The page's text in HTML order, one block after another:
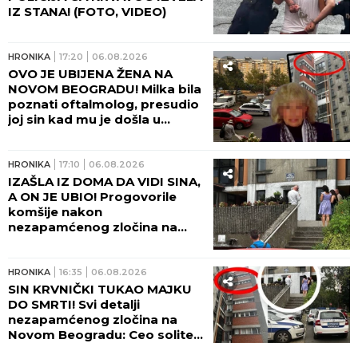
IZ STANA! (FOTO, VIDEO)
HRONIKA 17:20 06.08.2026
OVO JE UBIJENA ŽENA NA
NOVOM BEOGRADU! Milka bila
poznati oftalmolog, presudio
joj sin kad mu je došla u
HRONIKA 17:10 06.08.2026
IZAŠLA IZ DOMA DA VIDI SINA,
A ON JE UBIO! Progovorile
komšije nakon
nezapamćenog zločina na
HRONIKA 16:35 06.08.2026
SIN KRVNIČKI TUKAO MAJKU
DO SMRTI! Svi detalji
nezapamćenog zločina na
Novom Beogradu: Ceo soliter